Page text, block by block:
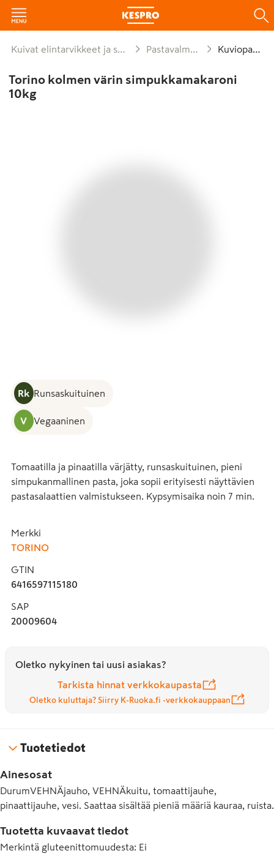
Kuivat elintarvikkeet ja säilykkeet Pastavalmisteet Kuviopasta
Torino kolmen värin simpukkamakaroni
10kg
Rk Runsaskuituinen
V Vegaaninen
Tomaatilla ja pinaatilla värjätty, runsaskuituinen, pieni
simpukanmallinen pasta, joka sopii erityisesti näyttävien
pastasalaattien valmistukseen. Kypsymisaika noin 7 min.
Merkki
TORINO
GTIN
6416597115180
SAP
20009604
Oletko nykyinen tai uusi asiakas?
Tarkista hinnat verkkokaupasta
Oletko kuluttaja? Siirry K-Ruoka.fi -verkkokauppaan
Tuotetiedot
Ainesosat
DurumVEHNÄjauho, VEHNÄkuitu, tomaattijauhe,
pinaattijauhe, vesi. Saattaa sisältää pieniä määriä kauraa, ruista.
Tuotetta kuvaavat tiedot
Merkintä gluteenittomuudesta: Ei